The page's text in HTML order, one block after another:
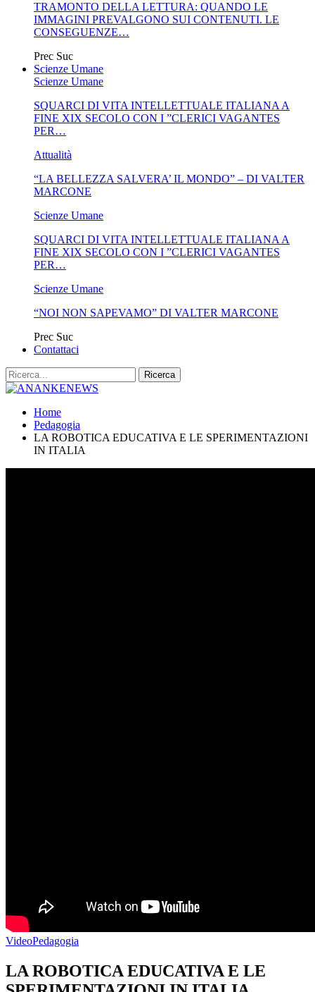
TRAMONTO DELLA LETTURA: QUANDO LE
IMMAGINI PREVALGONO SUI CONTENUTI. LE
CONSEGUENZE…
Prec Suc
Scienze Umane
Scienze Umane
SQUARCI DI VITA INTELLETTUALE ITALIANA A
FINE XIX SECOLO CON I ”CLERICI VAGANTES
PER…
Attualità
“LA BELLEZZA SALVERA’ IL MONDO” – DI VALTER
MARCONE
Scienze Umane
SQUARCI DI VITA INTELLETTUALE ITALIANA A
FINE XIX SECOLO CON I ”CLERICI VAGANTES
PER…
Scienze Umane
“NOI NON SAPEVAMO” DI VALTER MARCONE
Prec Suc
Contattaci
Home
Pedagogia
LA ROBOTICA EDUCATIVA E LE SPERIMENTAZIONI
IN ITALIA
VideoPedagogia
LA ROBOTICA EDUCATIVA E LE